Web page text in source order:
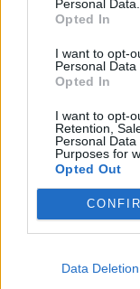
Personal Data.
Opted In
I want to opt-
Personal Data
Opted In
I want to opt-
Retention,
Personal
Purposes for
Opted Out
Data Deletion
11 år sedan
Soppan ser god ut
11 år sedan